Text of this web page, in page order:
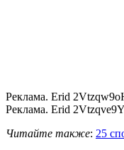
Реклама. Erid
Реклама. Erid
Читайте также: 25